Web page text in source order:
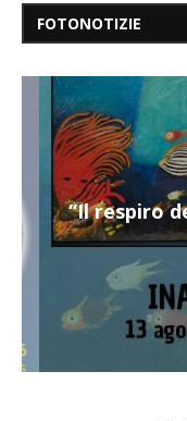
FOTONOTIZIE
“Il respiro